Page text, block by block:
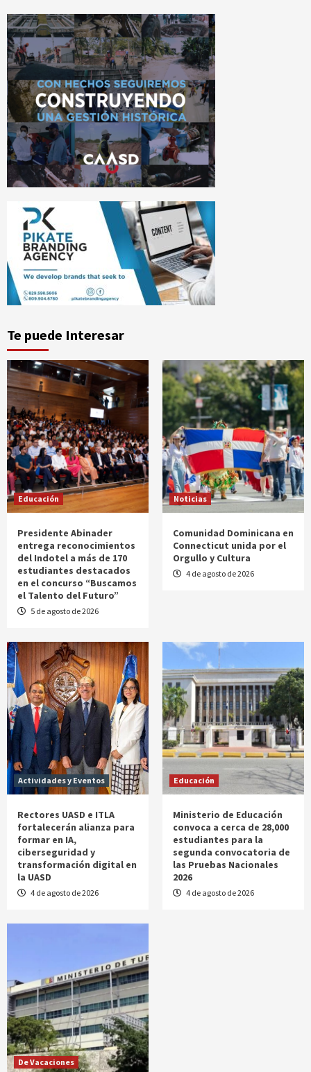
Te puede Interesar
Educación
Presidente Abinader
entrega reconocimientos
del Indotel a más de 170
estudiantes destacados
en el concurso “Buscamos
el Talento del Futuro”
5 de agosto de 2026
Noticias
Comunidad Dominicana en
Connecticut unida por el
Orgullo y Cultura
4 de agosto de 2026
Actividades y Eventos
Rectores UASD e ITLA
fortalecerán alianza para
formar en IA,
ciberseguridad y
transformación digital en
la UASD
4 de agosto de 2026
Educación
Ministerio de Educación
convoca a cerca de 28,000
estudiantes para la
segunda convocatoria de
las Pruebas Nacionales
2026
4 de agosto de 2026
De Vacaciones